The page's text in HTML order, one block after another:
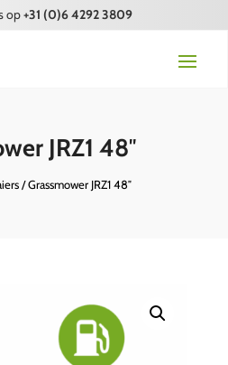
op+31 (0)6 4292 3809
JRZ1 48″
/ Grassmower JRZ1 48″